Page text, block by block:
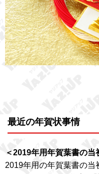
最近の年賀状事情
＜2019年用年賀葉書の当
2019年用の年賀葉書の当